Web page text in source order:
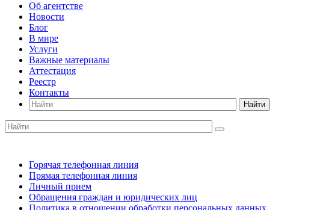
Об агентстве
Новости
Блог
В мире
Услуги
Важные материалы
Аттестация
Реестр
Контакты
Найти
Горячая телефонная линия
Прямая телефонная линия
Личный прием
Обращения граждан и юридических лиц
Политика в отношении обработки персональных данных